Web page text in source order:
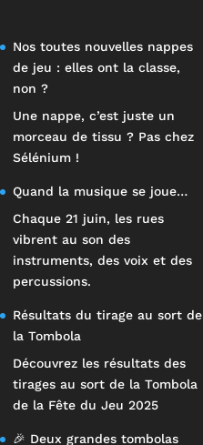
Nos toutes nouvelles nappes
de jeu : elles ont la classe,
non ?
Une nappe, c’est juste un
morceau de tissu ? Pas chez
Sélénium !
Quand la musique se joue…
Chaque 21 juin, les rues
vibrent au son des
instruments, des voix et des
percussions.
Résultats du tirage au sort de
la Tombola
Découvrez les résultats des
tirages au sort de la Tombola
de la Fête du Jeu 2025
🎉 Deux grandes tombolas